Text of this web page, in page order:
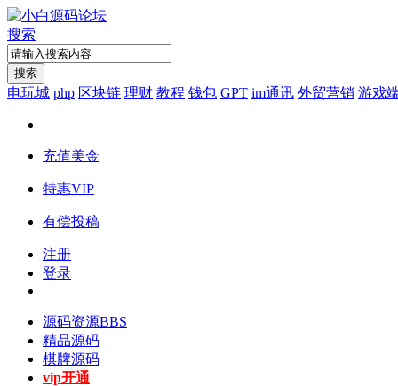
搜索
搜索
电玩城 php 区块链 理财 教程 钱包 GPT im通讯 外贸营销 游戏
充值美金
特惠VIP
有偿投稿
注册
登录
源码资源BBS
精品源码
棋牌源码
vip开通